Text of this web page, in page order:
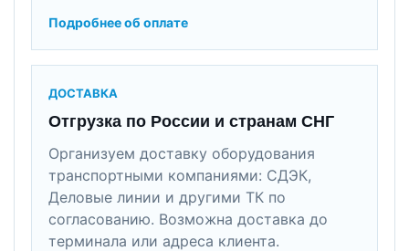
Подробнее об оплате
ДОСТАВКА
Отгрузка по России и странам СНГ
Организуем доставку оборудования
транспортными компаниями: СДЭК,
Деловые линии и другими ТК по
согласованию. Возможна доставка до
терминала или адреса клиента.